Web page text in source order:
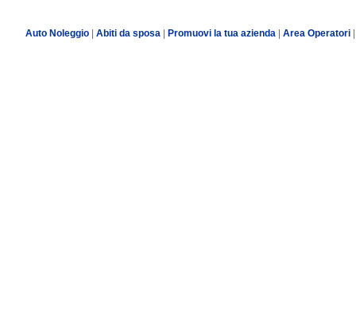
Auto Noleggio| Abiti da sposa| Promuovi la tua azienda Area Operatori